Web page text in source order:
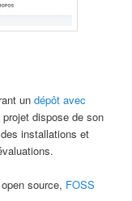
undépôt avec
projet dispose de son
installations et
source, FOSS